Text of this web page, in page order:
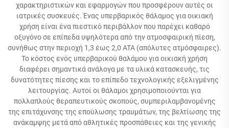
χαρακτηριστικών και εφαρμογών που προσφέρουν αυτές οι
ιατρικές συσκευές. Ένας υπερβαρικός θάλαμος για οικιακή
χρήση είναι ένα πιεστικό περιβάλλον που παρέχει καθαρό
οξυγόνο σε επίπεδα υψηλότερα από την ατμοσφαιρική πίεση,
συνήθως στην περιοχή 1,3 έως 2,0 ATA (απόλυτες ατμόσφαιρες).
Το κόστος ενός υπερβαρικού θαλάμου για οικιακή χρήση
διαφέρει σημαντικά ανάλογα με τα υλικά κατασκευής, τις
δυνατότητες πίεσης και το επίπεδο τεχνολογικής εξελιγμένης
λειτουργίας. Αυτοί οι θάλαμοι χρησιμοποιούνται για
πολλαπλούς θεραπευτικούς σκοπούς, συμπεριλαμβανομένης
της επιτάχυνσης της επούλωσης τραυμάτων, της βελτίωσης της
ανάκαμψης μετά από αθλητικές προσπάθειες και της γενικής